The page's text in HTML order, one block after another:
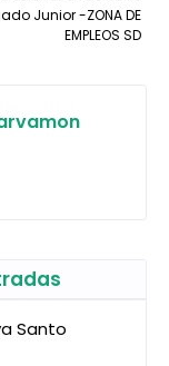
Junior -ZONA DE
EMPLEOS SD
Santo